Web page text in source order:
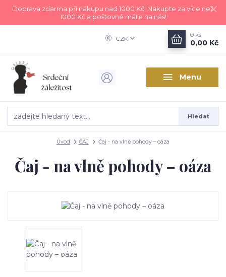
Doprava zdarma při nákupu nad 1000 Kč! Nakupte za více než
1000 Kč a poštovné máte na nás!
Menu
CZK
Hledat
0 ks
0,00 Kč
Úvod ČAJ Čaj - na vlně pohody – oáza
Čaj - na vlně pohody – oáza